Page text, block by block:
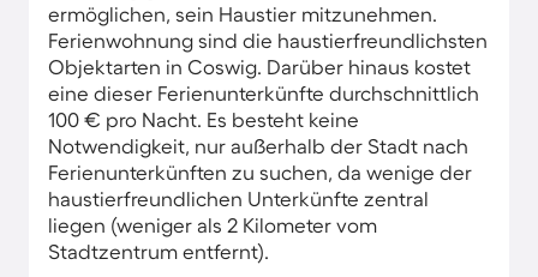
ermöglichen, sein Haustier mitzunehmen.
Ferienwohnung sind die haustierfreundlichsten
Objektarten in Coswig. Darüber hinaus kostet
eine dieser Ferienunterkünfte durchschnittlich
100 € pro Nacht. Es besteht keine
Notwendigkeit, nur außerhalb der Stadt nach
Ferienunterkünften zu suchen, da wenige der
haustierfreundlichen Unterkünfte zentral
liegen (weniger als 2 Kilometer vom
Stadtzentrum entfernt).